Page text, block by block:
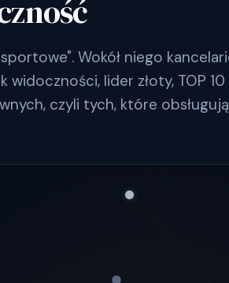
Wokół niego
lider złoty, TOP
czyli tych, które